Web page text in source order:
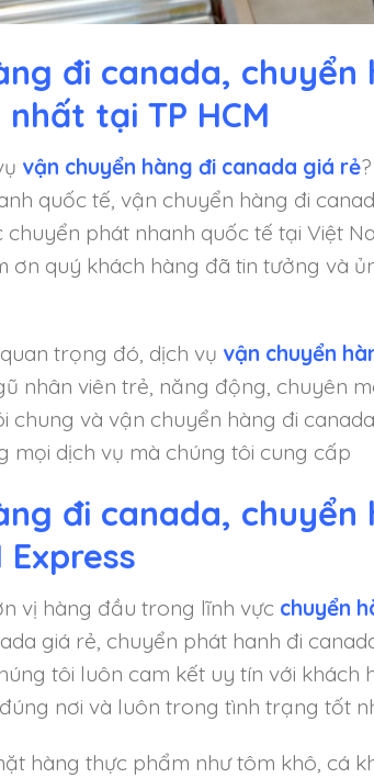
đi canada, chuyển
tại TP HCM
vận chuyển hàng đi canada giá rẻ
quốc tế, vận chuyển hàng đi
phát nhanh quốc tế tại Việt
ơn quý khách hàng đã tin tưởng và
trọng đó, dịch vụ vận chuyển
nhân viên trẻ, năng động, chuyên
chung và vận chuyển hàng đi
mọi dịch vụ mà chúng tôi cung cấp
đi canada, chuyển
vị hàng đầu trong lĩnh vực chuyển
giá rẻ, chuyển phát hanh đi
tôi luôn cam kết uy tín với khách
nơi và luôn trong tình trạng tốt
hàng thực phẩm như tôm khô, cá